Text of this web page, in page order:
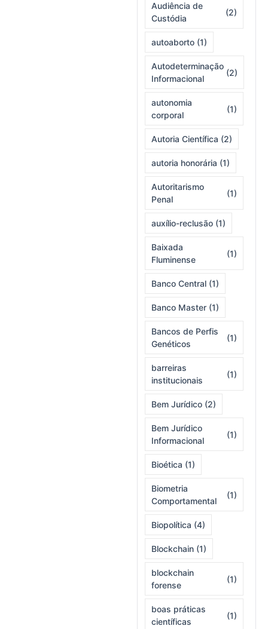
Audiência de
Custódia
(2)
autoaborto (1)
Autodeterminação
Informacional
(2)
autonomia
corporal
(1)
Autoria Científica (2)
autoria honorária (1)
Autoritarismo
Penal
(1)
auxílio-reclusão (1)
Baixada
Fluminense
(1)
Banco Central (1)
Banco Master (1)
Bancos de Perfis
Genéticos
(1)
barreiras
institucionais
(1)
Bem Jurídico (2)
Bem Jurídico
Informacional
(1)
Bioética (1)
Biometria
Comportamental
(1)
Biopolítica (4)
Blockchain (1)
blockchain
forense
(1)
boas práticas
científicas
(1)